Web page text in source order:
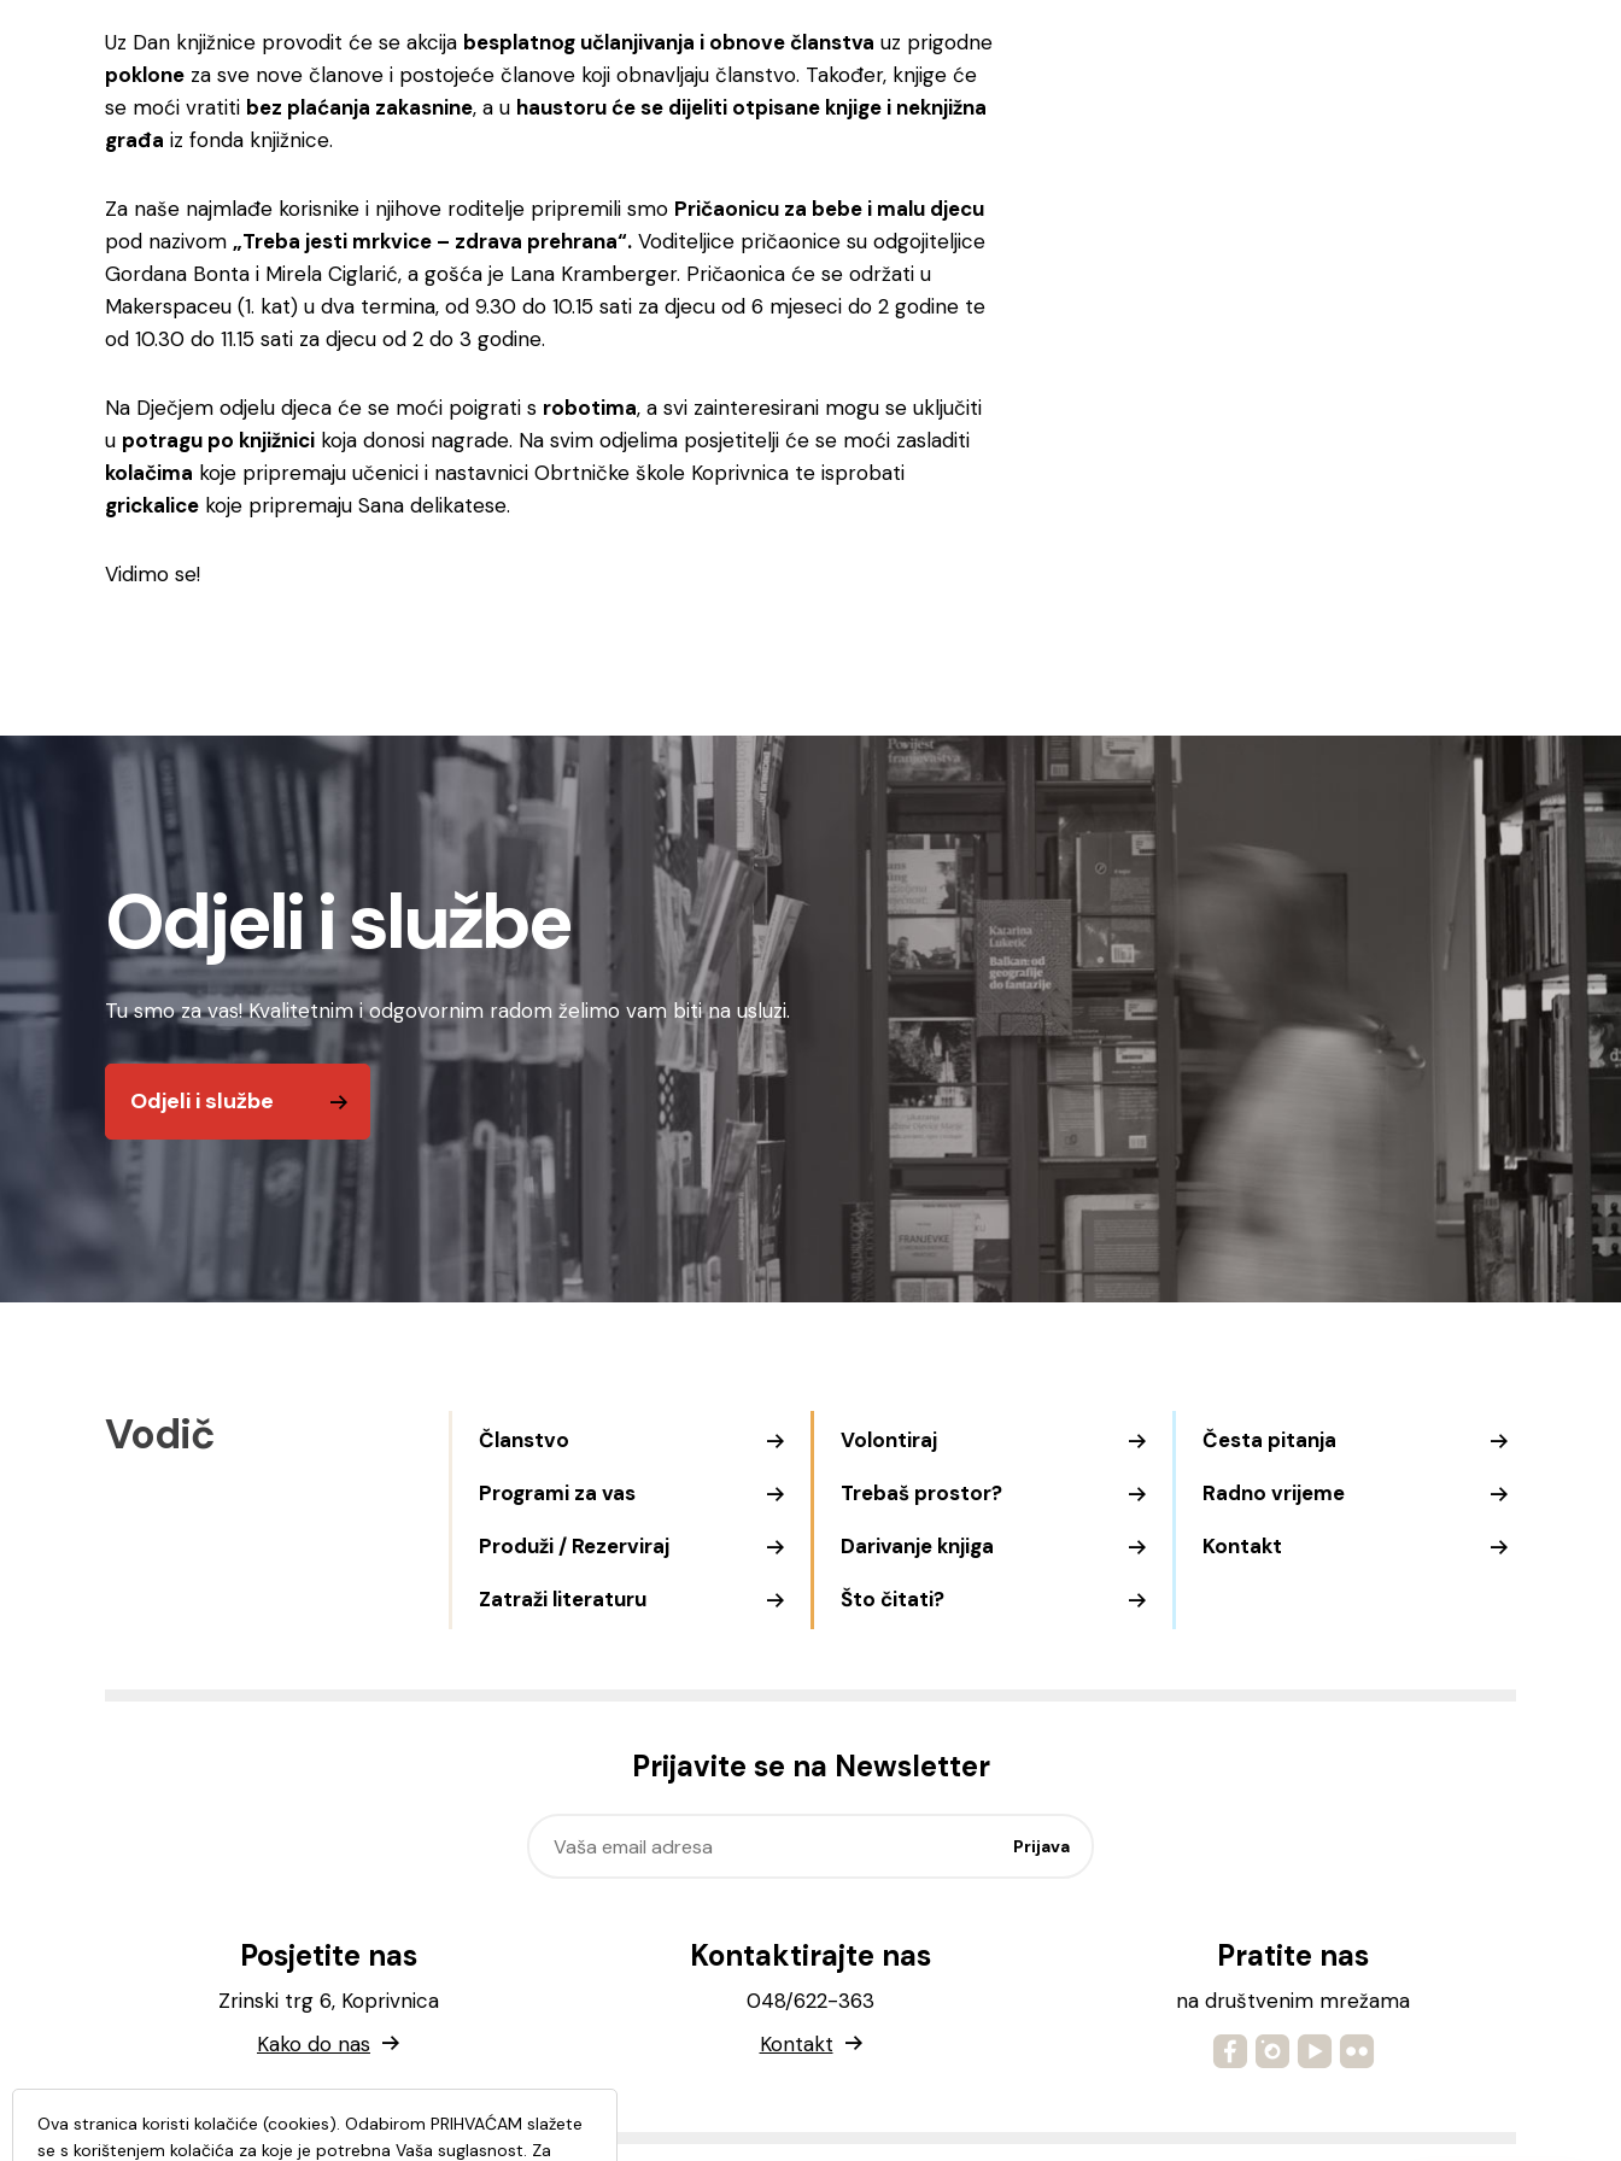
Uz Dan knjižnice provodit će se akcija besplatnog učlanjivanja i obnove članstva uz prigodne
poklone za sve nove članove i postojeće članove koji obnavljaju članstvo. Također, knjige će
se moći vratiti bez plaćanja zakasnine, a u haustoru će se dijeliti otpisane knjige i neknjižna
građa iz fonda knjižnice.
Za naše najmlađe korisnike i njihove roditelje pripremili smo Pričaonicu za bebe i malu djecu
pod nazivom „Treba jesti mrkvice – zdrava prehrana“. Voditeljice pričaonice su odgojiteljice
Gordana Bonta i Mirela Ciglarić, a gošća je Lana Kramberger. Pričaonica će se održati u
Makerspaceu (1. kat) u dva termina, od 9.30 do 10.15 sati za djecu od 6 mjeseci do 2 godine te
od 10.30 do 11.15 sati za djecu od 2 do 3 godine.
Na Dječjem odjelu djeca će se moći poigrati s robotima, a svi zainteresirani mogu se uključiti
u potragu po knjižnici koja donosi nagrade. Na svim odjelima posjetitelji će se moći zasladiti
kolačima koje pripremaju učenici i nastavnici Obrtničke škole Koprivnica te isprobati
grickalice koje pripremaju Sana delikatese.
Vidimo se!
Odjeli i službe
Tu smo za vas! Kvalitetnim i odgovornim radom želimo vam biti na usluzi.
Odjeli i službe
Vodič
Članstvo
Programi za vas
Produži / Rezerviraj
Zatraži literaturu
Volontiraj
Trebaš prostor?
Darivanje knjiga
Što čitati?
Česta pitanja
Radno vrijeme
Kontakt
Prijavite se na Newsletter
Posjetite nas
Zrinski trg 6, Koprivnica
Kako do nas
Kontaktirajte nas
048/622-363
Kontakt
Pratite nas
na društvenim mrežama
Ova stranica koristi kolačiće (cookies). Odabirom PRIHVAĆAM slažete
se s korištenjem kolačića za koje je potrebna Vaša suglasnost. Za